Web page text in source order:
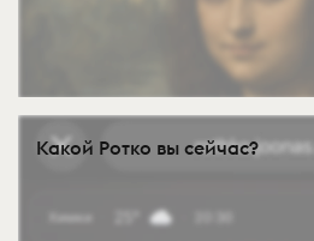
Какой Ротко вы сейчас?